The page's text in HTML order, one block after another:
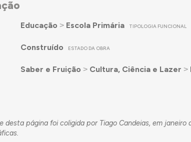
Educação ˃ Escola Primária TIPOLOGIA FUNCIONAL
Construído ESTADO DA OBRA
Saber e Fruição ˃ Cultura, Ciência e Lazer ˃
desta página foi coligida por Tiago Candeias, em